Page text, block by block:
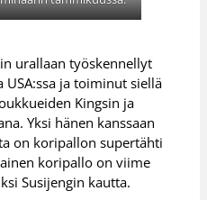
urallaan työskennellyt
ja toiminut siellä
Kingsin ja
Yksi hänen kanssaan
on koripallon supertähti
koripallo on viime
Susijengin kautta.